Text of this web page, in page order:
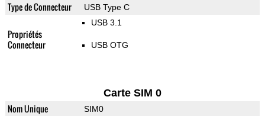
Type de Connecteur USB Type C
Propriétés
Connecteur
USB 3.1
USB OTG
Carte SIM 0
Nom Unique SIM0